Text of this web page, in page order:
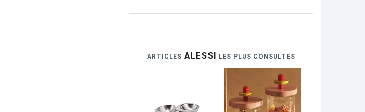
ARTICLES ALESSI LES PLUS CONSULTÉS